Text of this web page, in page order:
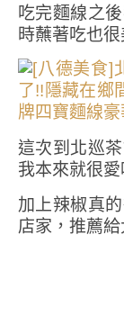
吃完麵線之
時蘸著吃也
這次到北巡
我本來就很愛
加上辣椒真
店家，推薦